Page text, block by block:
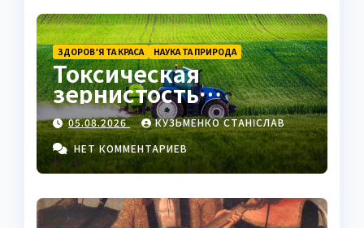
ЗДОРОВ’Я ТА КРАСА НАУКА ТА ПРИРОДА
Токсическая
зернистость
нейтрофилов —
важный маркер
воспаления
05.08.2026
КУЗЬМЕНКО СТАНІСЛАВ
НЕТ КОММЕНТАРИЕВ